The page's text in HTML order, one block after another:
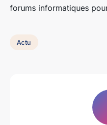
forums informatiques
Actu